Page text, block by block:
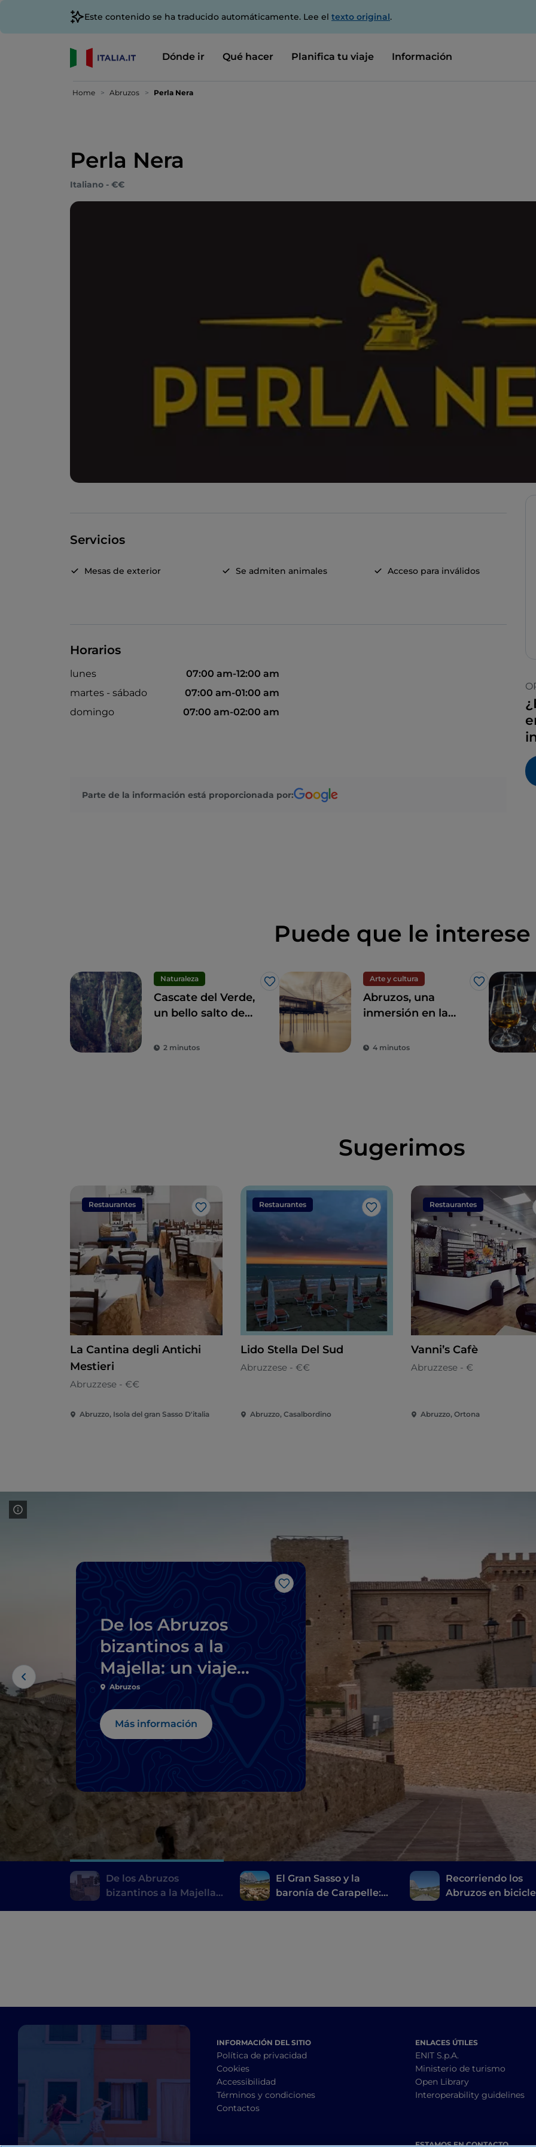
Este contenido se ha traducido automáticamente. Lee el texto original.
Dónde ir Qué hacer Planifica tu viaje Información
Home Abruzos Perla Nera
Perla Nera
Italiano - €€
Servicios
Mesas de exterior Se admiten animales Acceso para inválidos
Horarios
lunes
07:00 am-12:00 am
martes - sábado
07:00 am-01:00 am
domingo
07:00 am-02:00 am
Parte de la información está proporcionada por:
Puede que le interese
Naturaleza
Me gusta
Cascate del Verde,
un bello salto de
Apeninos
2 minutos
Arte y cultura
Me gusta
Abruzos, una
inmersión en la
mar y la montaña
4 minutos
Sugerimos
Restaurantes
Me gusta
La Cantina degli Antichi
Mestieri
Abruzzese - €€
Abruzzo, Isola del gran Sasso D'italia
Restaurantes
Me gusta
Lido Stella Del Sud
Abruzzese - €€
Abruzzo, Casalbordino
Restaurantes
Vanni’s Cafè
Abruzzese - €
Abruzzo, Ortona
Me gusta
De los Abruzos
bizantinos a la
Majella: un viaje
repleto de belleza
Abruzos
Más información
De los Abruzos
bizantinos a la Majella:
El Gran Sasso y la
baronía de Carapelle:
Recorriendo los
Abruzos en
INFORMACIÓN DEL SITIO
Política de privacidad
Cookies
Accessibilidad
Términos y condiciones
Contactos
ENLACES ÚTILES
ENIT S.p.A.
Ministerio de turismo
Open Library
Interoperability guidelines
ESTAMOS EN CONTACTO